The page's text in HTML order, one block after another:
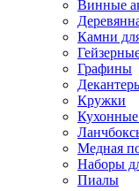
Винные
Камни
Графины
Кружки
Медная
Наборы
Пиалы